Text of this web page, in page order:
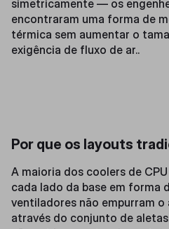
simetricamente — os
encontraram uma forma de
térmica sem aumentar o
exigência de fluxo de ar..
Por que os layouts
A maioria dos coolers de
cada lado da base em forma
ventiladores não empurram
através do conjunto de